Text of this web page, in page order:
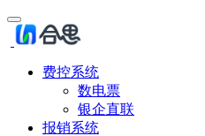
费控系统
数电票
银企直联
报销系统